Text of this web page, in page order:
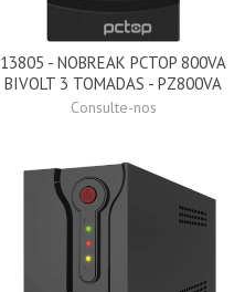
13805 - NOBREAK PCTOP 800VA
BIVOLT 3 TOMADAS - PZ800VA
Consulte-nos